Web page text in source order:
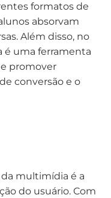
formatos de
absorvam
Além disso, no
uma ferramenta
promover
conversão e o
multimídia é a
do usuário. Com